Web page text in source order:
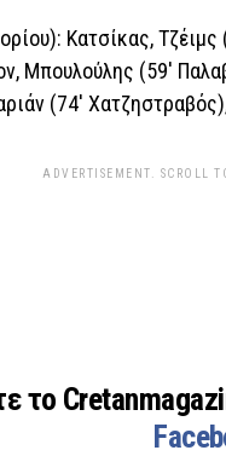
Κατσίκας,
Μπουλούλης (59′
(74′
ADVERTISEMENT. SCROLL
το